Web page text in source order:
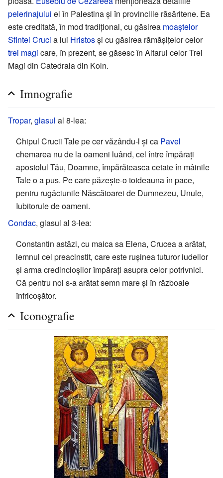
pelerinajului ei în Palestina și în provinciile răsăritene. Ea
este creditată, în mod tradițional, cu găsirea moaștelor
Sfintei Cruci a lui Hristosși cu găsirea rămășițelor celor
trei magi care, în prezent, se găsesc în Altarul celor Trei
Magi din Catedrala din Koln.
Imnografie
Tropar, glasul al 8-lea:
Chipul Crucii Tale pe cer văzându-l și ca Pavel
chemarea nu de la oameni luând, cel între împărați
apostolul Tău, Doamne, împărăteasca cetate în mâinile
Tale o a pus. Pe care păzește-o totdeauna în pace,
pentru rugăciunile Născătoarei de Dumnezeu, Unule,
Iubitorule de oameni.
Condac, glasul al 3-lea:
Constantin astăzi, cu maica sa Elena, Crucea a arătat,
lemnul cel preacinstit, care este rușinea tuturor iudeilor
și arma credincioșilor împărați asupra celor potrivnici.
Că pentru noi s-a arătat semn mare și în războaie
înfricoșător.
Iconografie